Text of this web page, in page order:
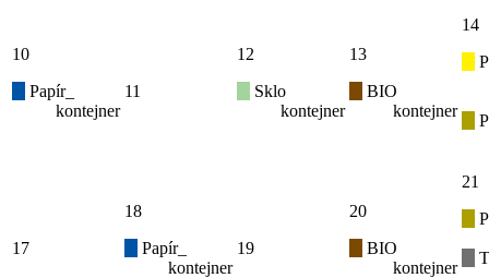
10
Papír_
kontejner
11
12
Sklo
kontejner
13
BIO
kontejner
14
17
18
Papír_
kontejner
19
20
BIO
kontejner
21